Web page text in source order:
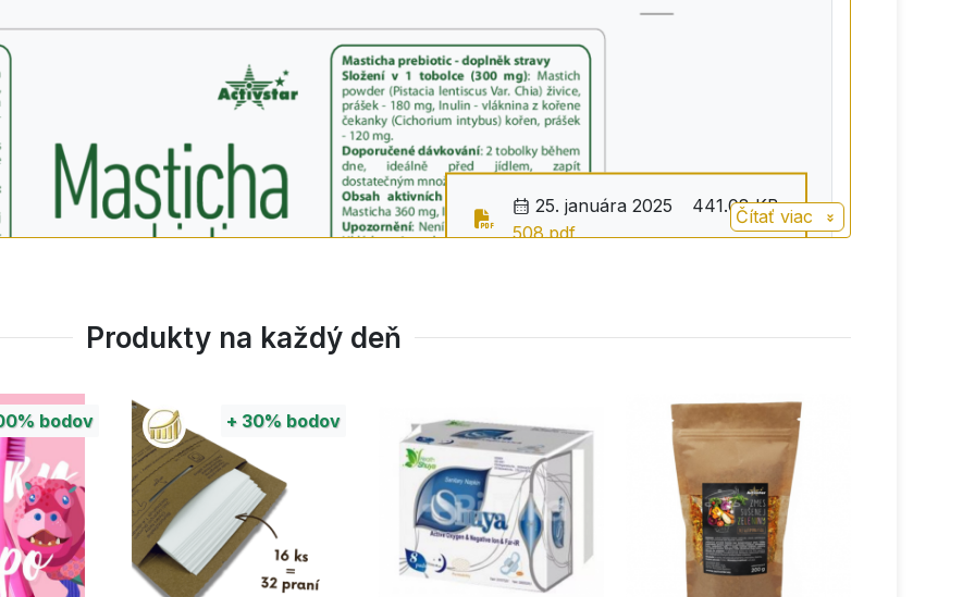
25. januára 2025
441.08 KB
508.pdf
Čítať viac
Produkty na každý deň
bodov + 30% bodov